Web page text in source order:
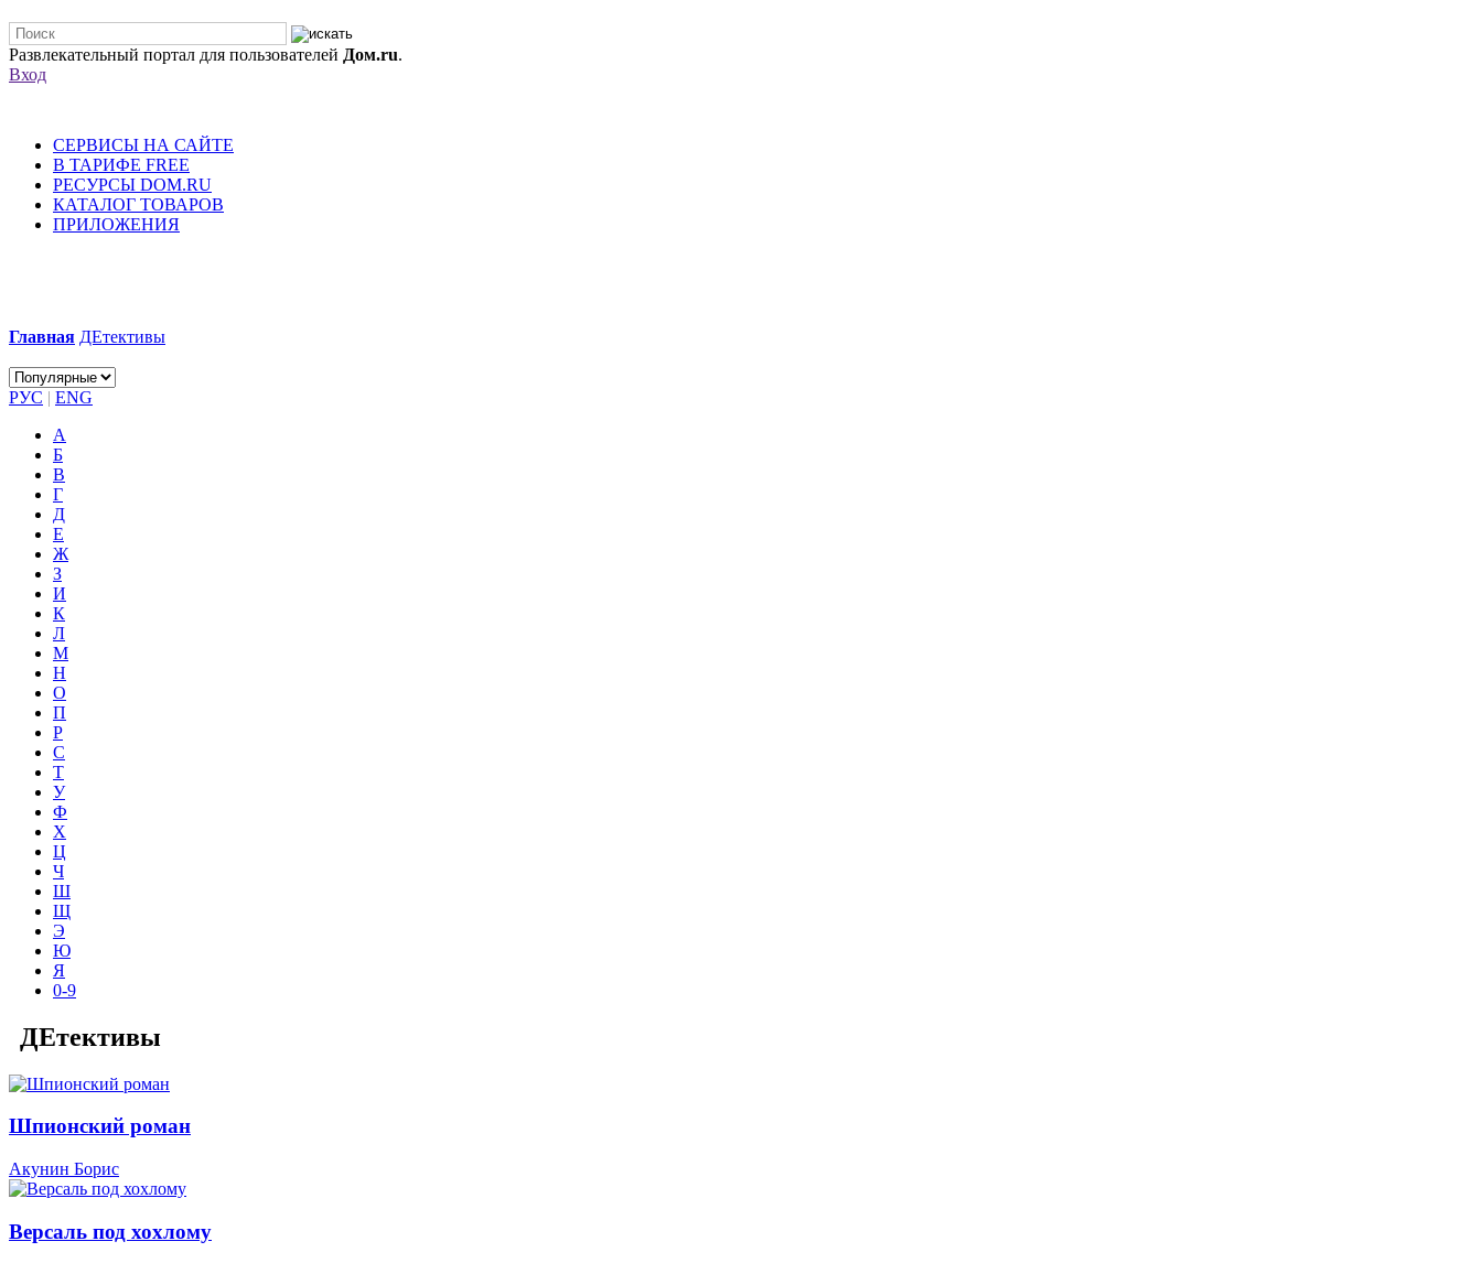
Развлекательный портал для пользователей Дом.ru.
Вход
СЕРВИСЫ НА САЙТЕ
В ТАРИФЕ FREE
РЕСУРСЫ DOM.RU
КАТАЛОГ ТОВАРОВ
ПРИЛОЖЕНИЯ
Главная ДЕтективы
РУС | ENG
А
Б
В
Г
Д
Е
Ж
З
И
К
Л
М
Н
О
П
Р
С
Т
У
Ф
Х
Ц
Ч
Ш
Щ
Э
Ю
Я
0-9
ДЕтективы
Шпионский роман
Акунин Борис
Версаль под хохлому